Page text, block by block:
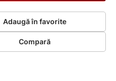
Adaugă în favorite
Compară